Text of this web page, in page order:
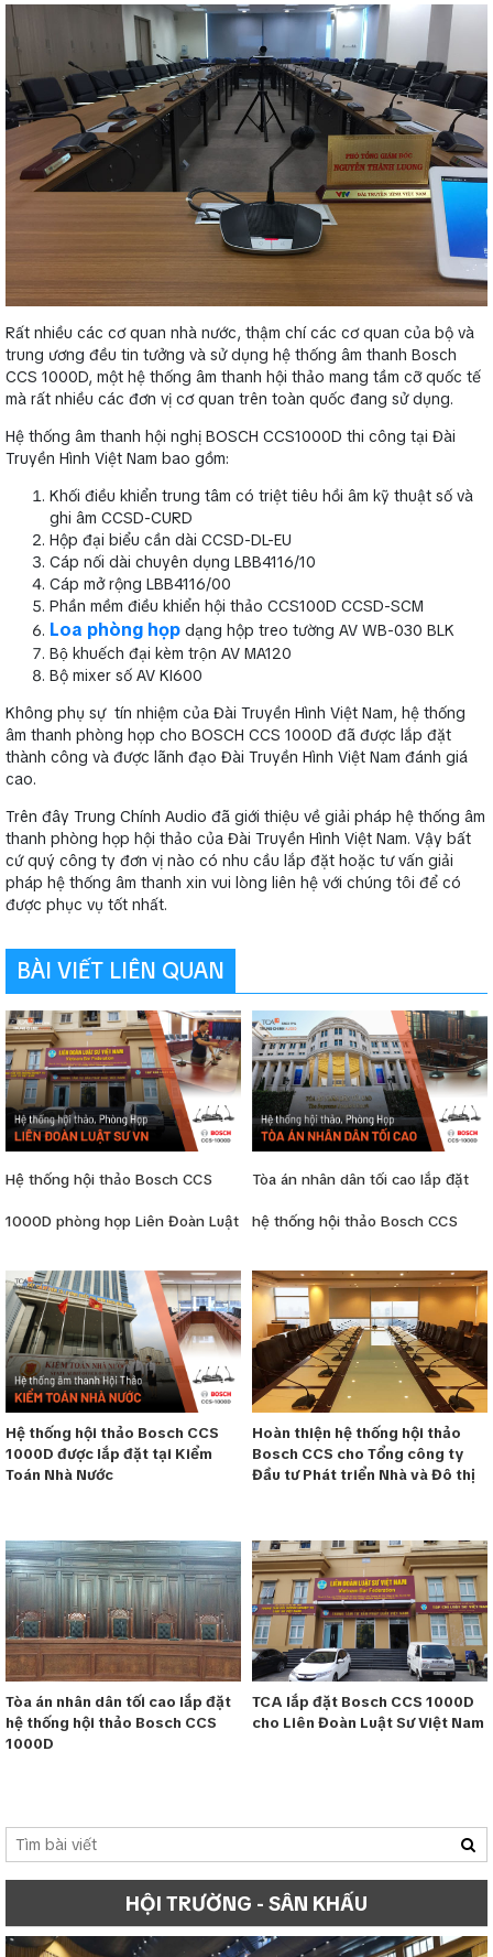
Rất nhiều các cơ quan nhà nước, thậm chí các cơ quan của bộ và
trung ương đều tin tưởng và sử dụng hệ thống âm thanh Bosch
CCS 1000D, một hệ thống âm thanh hội thảo mang tầm cỡ quốc tế
mà rất nhiều các đơn vị cơ quan trên toàn quốc đang sử dụng.
Hệ thống âm thanh hội nghị BOSCH CCS1000D thi công tại Đài
Truyền Hình Việt Nam bao gồm:
Khối điều khiển trung tâm có triệt tiêu hồi âm kỹ thuật số và
ghi âm CCSD-CURD
Hộp đại biểu cần dài CCSD-DL-EU
Cáp nối dài chuyên dụng LBB4116/10
Cáp mở rộng LBB4116/00
Phần mềm điều khiển hội thảo CCS100D CCSD-SCM
Loa phòng họp dạng hộp treo tường AV WB-030 BLK
Bộ khuếch đại kèm trộn AV MA120
Bộ mixer số AV KI600
Không phụ sự tín nhiệm của Đài Truyền Hình Việt Nam, hệ thống
âm thanh phòng họp cho BOSCH CCS 1000D đã được lắp đặt
thành công và được lãnh đạo Đài Truyền Hình Việt Nam đánh giá
cao.
Trên đây Trung Chính Audio đã giới thiệu về giải pháp hệ thống âm
thanh phòng họp hội thảo của Đài Truyền Hình Việt Nam. Vậy bất
cứ quý công ty đơn vị nào có nhu cầu lắp đặt hoặc tư vấn giải
pháp hệ thống âm thanh xin vui lòng liên hệ với chúng tôi để có
được phục vụ tốt nhất.
BÀI VIẾT LIÊN QUAN
Hệ thống hội thảo Bosch CCS
1000D phòng họp Liên Đoàn Luật
Tòa án nhân dân tối cao lắp đặt
hệ thống hội thảo Bosch CCS
Hệ thống hội thảo Bosch CCS
1000D được lắp đặt tại Kiểm
Toán Nhà Nước
Hoàn thiện hệ thống hội thảo
Bosch CCS cho Tổng công ty
Đầu tư Phát triển Nhà và Đô thị
Tòa án nhân dân tối cao lắp đặt
hệ thống hội thảo Bosch CCS
1000D
TCA lắp đặt Bosch CCS 1000D
cho Liên Đoàn Luật Sư Việt Nam
HỘI TRƯỜNG - SÂN KHẤU